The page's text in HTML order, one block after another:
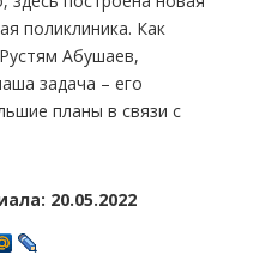
поликлиника. Как
Абушаев,
задача – его
планы в связи с
20.05.2022